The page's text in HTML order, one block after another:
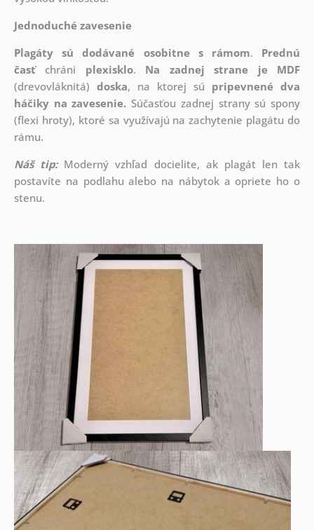
Jednoduché zavesenie
Plagáty sú dodávané osobitne s rámom. Prednú
časťchráni plexisklo. Na zadnej strane je
MDF
(drevovláknitá) doska, na ktorej sú pripevnené dva
háčiky na zavesenie.Súčasťou zadnej strany sú spony
(flexi hroty), ktoré sa využívajú na zachytenie plagátu do
rámu.
Náš tip: Moderný vzhľad docielite, ak plagát len tak
postavíte na podlahu alebo na nábytok a opriete ho o
stenu.